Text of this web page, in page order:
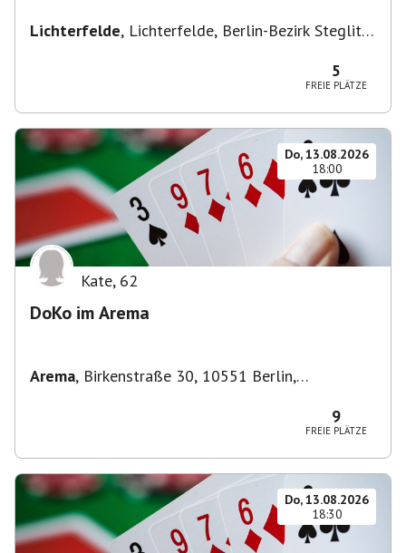
Lichterfelde, Lichterfelde, Berlin-Bezirk Steglitz-
5
FREIE PLÄTZE
Do, 13.08.2026
18:00
Kate, 62
DoKo im Arema
Arema, Birkenstraße 30, 10551 Berlin,
9
FREIE PLÄTZE
Do, 13.08.2026
18:30